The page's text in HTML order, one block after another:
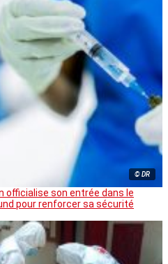
© DR
officialise son entrée dans le
pour renforcer sa sécurité